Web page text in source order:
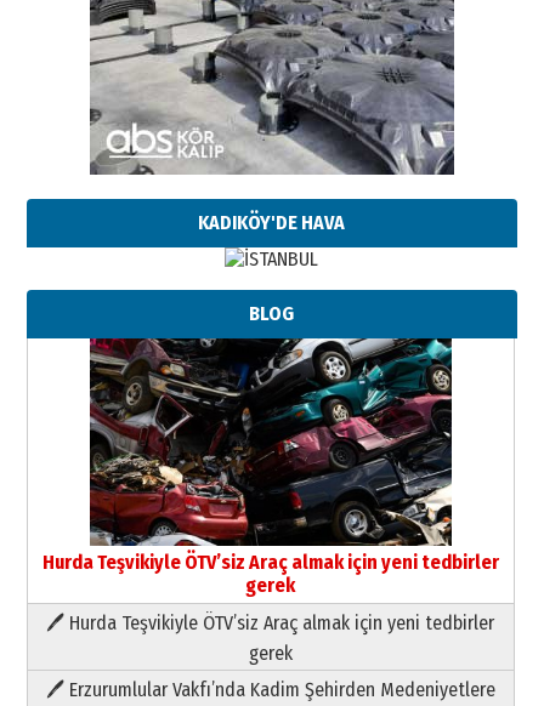
KADIKÖY'DE HAVA
BLOG
Hurda Teşvikiyle ÖTV’siz Araç almak için yeni tedbirler
gerek
🖊 Hurda Teşvikiyle ÖTV’siz Araç almak için yeni tedbirler
gerek
🖊 Erzurumlular Vakfı’nda Kadim Şehirden Medeniyetlere
Paranın Aile Kültüründeki Yeri
03 Ağustos 2026 Pazartesi